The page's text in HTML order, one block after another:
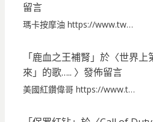
留言
瑪卡按摩油 https://www.tw…
「鹿血之王補腎 」於〈世界上
來」的歌….. 〉發佈留言
美國紅鑽偉哥 https://www.t…